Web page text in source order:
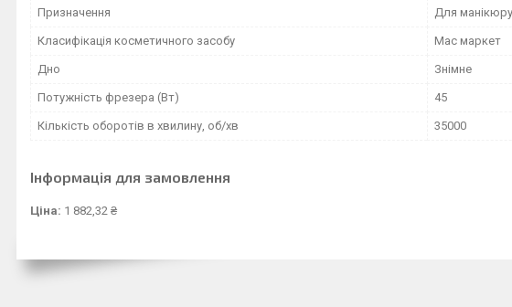
Призначення Для манікюру
Класифікація косметичного засобу Мас маркет
Дно Знімне
Потужність фрезера (Вт) 45
Кількість оборотів в хвилину, об/хв 35000
Інформація для замовлення
Ціна: 1 882,32 ₴